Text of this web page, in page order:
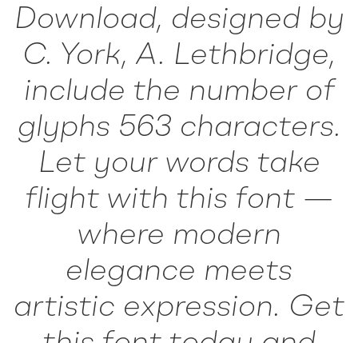
Download, designed by
C. York, A. Lethbridge,
include the number of
glyphs 563 characters.
Let your words take
flight with this font —
where modern
elegance meets
artistic expression. Get